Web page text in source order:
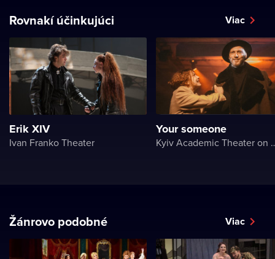
Rovnakí účinkujúci Viac
Erik XIV
Ivan Franko Theater
Your someone
Kyiv
Žánrovo podobné Viac